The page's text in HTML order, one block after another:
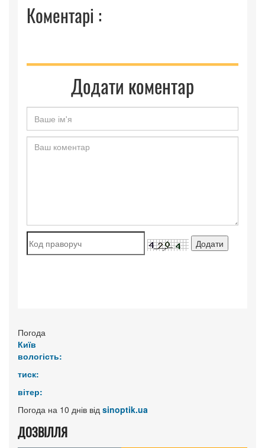
Коментарі :
Додати коментар
Погода
Київ
вологість:
тиск:
вітер:
Погода на 10 днів від sinoptik.ua
ДОЗВІЛЛЯ